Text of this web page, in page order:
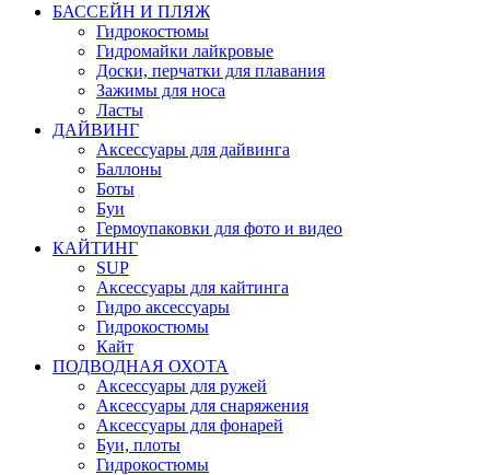
БАССЕЙН И ПЛЯЖ
Гидрокостюмы
Гидромайки лайкровые
Доски, перчатки для плавания
Зажимы для носа
Ласты
ДАЙВИНГ
Аксессуары для дайвинга
Баллоны
Боты
Буи
Гермоупаковки для фото и видео
КАЙТИНГ
SUP
Аксессуары для кайтинга
Гидро аксессуары
Гидрокостюмы
Кайт
ПОДВОДНАЯ ОХОТА
Аксессуары для ружей
Аксессуары для снаряжения
Аксессуары для фонарей
Буи, плоты
Гидрокостюмы